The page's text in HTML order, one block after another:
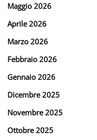
Maggio 2026
Aprile 2026
Marzo 2026
Febbraio 2026
Gennaio 2026
Dicembre 2025
Novembre 2025
Ottobre 2025